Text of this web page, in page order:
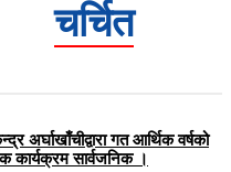
चर्चित
अर्घाखाँचीद्वारा गत आर्थिक वर्षको
कार्यक्रम सार्वजनिक ।